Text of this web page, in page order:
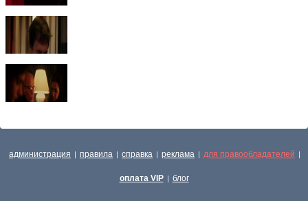
администрация | правила | справка | реклама | для правообладателей |
оплата VIP | блог